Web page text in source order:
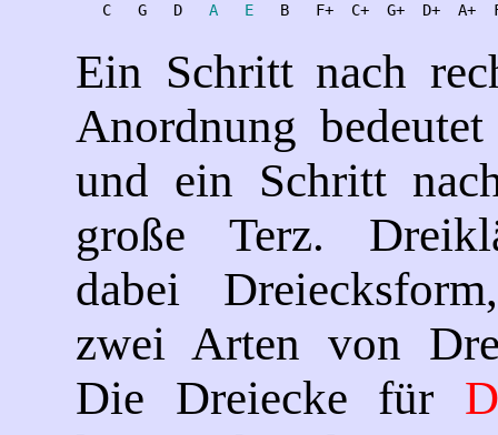
   C   G   D
A   E
Ein Schritt nach
Anordnung
und ein Schritt
große Terz.
dabei
zwei Arten von
Die Dreiecke für